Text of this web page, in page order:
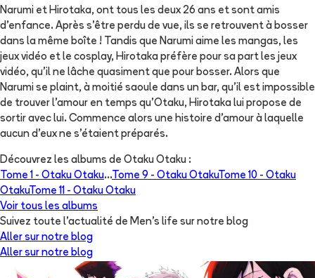
Narumi et Hirotaka, ont tous les deux 26 ans et sont amis
d’enfance. Après s’être perdu de vue, ils se retrouvent à bosser
dans la même boîte ! Tandis que Narumi aime les mangas, les
jeux vidéo et le cosplay, Hirotaka préfère pour sa part les jeux
vidéo, qu’il ne lâche quasiment que pour bosser. Alors que
Narumi se plaint, à moitié saoule dans un bar, qu’il est impossible
de trouver l’amour en temps qu’Otaku, Hirotaka lui propose de
sortir avec lui. Commence alors une histoire d’amour à laquelle
aucun d’eux ne s’étaient préparés.
Découvrez les albums de Otaku Otaku :
Tome 1 - Otaku Otaku...Tome 9 - Otaku OtakuTome 10 - Otaku
OtakuTome 11 - Otaku Otaku
Voir tous les albums
Suivez toute l'actualité de Men's life sur notre blog
Aller sur notre blog
Aller sur notre blog